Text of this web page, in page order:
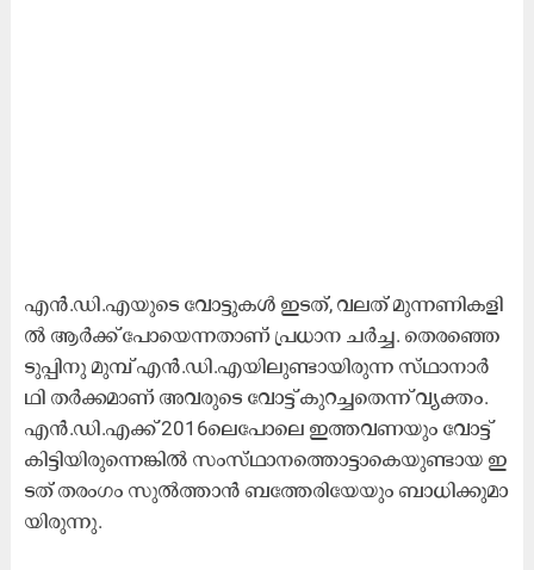
എ​ൻ.​ഡി.​എ​യു​ടെ വോ​ട്ടു​ക​ൾ ഇ​ട​ത്, വ​ല​ത് മു​ന്ന​ണി​ക​ളി​
ൽ ആ​ർ​ക്ക് പോ​യെ​ന്ന​താ​ണ് പ്ര​ധാ​ന ച​ർ​ച്ച. തെ​ര​ഞ്ഞെ​
ടു​പ്പി​നു മു​മ്പ് എ​ൻ.​ഡി.​എ​യി​ലു​ണ്ടാ​യി​രു​ന്ന സ്​​ഥാ​നാ​ർ​
ഥി ത​ർ​ക്ക​മാ​ണ് അ​വ​രു​ടെ വോ​ട്ട് കു​റ​ച്ച​തെ​ന്ന് വ്യ​ക്തം.
എ​ൻ.​ഡി.​എ​ക്ക് 2016ലെ​പോ​ലെ ഇ​ത്ത​വ​ണ​യും വോ​ട്ട്
കി​ട്ടി​യി​രു​ന്നെ​ങ്കി​ൽ സം​സ്​​ഥാ​ന​ത്തൊ​ട്ടാ​കെ​യു​ണ്ടാ​യ ഇ​
ട​ത് ത​രം​ഗം സു​ൽ​ത്താ​ൻ ബ​ത്തേ​രി​യേ​യും ബാ​ധി​ക്കു​മാ​
യി​രു​ന്നു.